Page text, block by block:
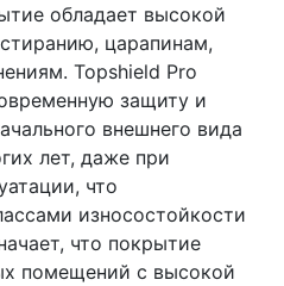
обладает высокой
царапинам,
Topshield Pro
защиту и
внешнего вида
лет, даже при
что
износостойкости
что покрытие
помещений с высокой